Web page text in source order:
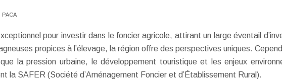
pour investir dans le foncier agricole, attirant un large éventail
propices à l’élevage, la région offre des perspectives uniques.
la pression urbaine, le développement touristique et les enjeux
la SAFER (Société d’Aménagement Foncier et d’Établissement Rural).